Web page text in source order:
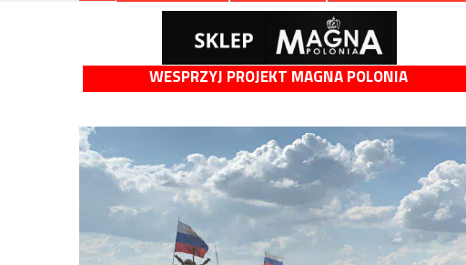
WESPRZYJ PROJEKT MAGNA POLONIA